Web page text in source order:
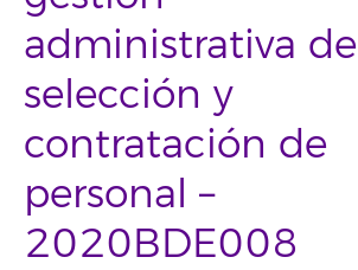
administrativa de
selección y
contratación de
personal –
2020BDE008